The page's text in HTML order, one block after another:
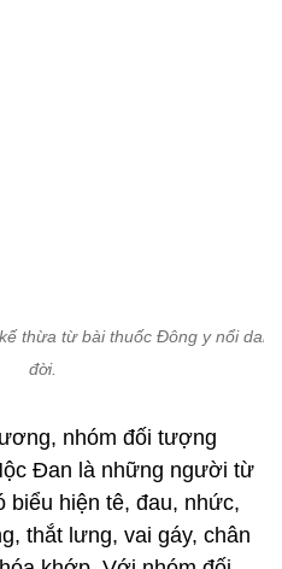
thừa từ bài thuốc Đông y nổi
đời.
nhóm đối tượng
Đan là những người từ
hiện tê, đau, nhức,
thắt lưng, vai gáy, chân